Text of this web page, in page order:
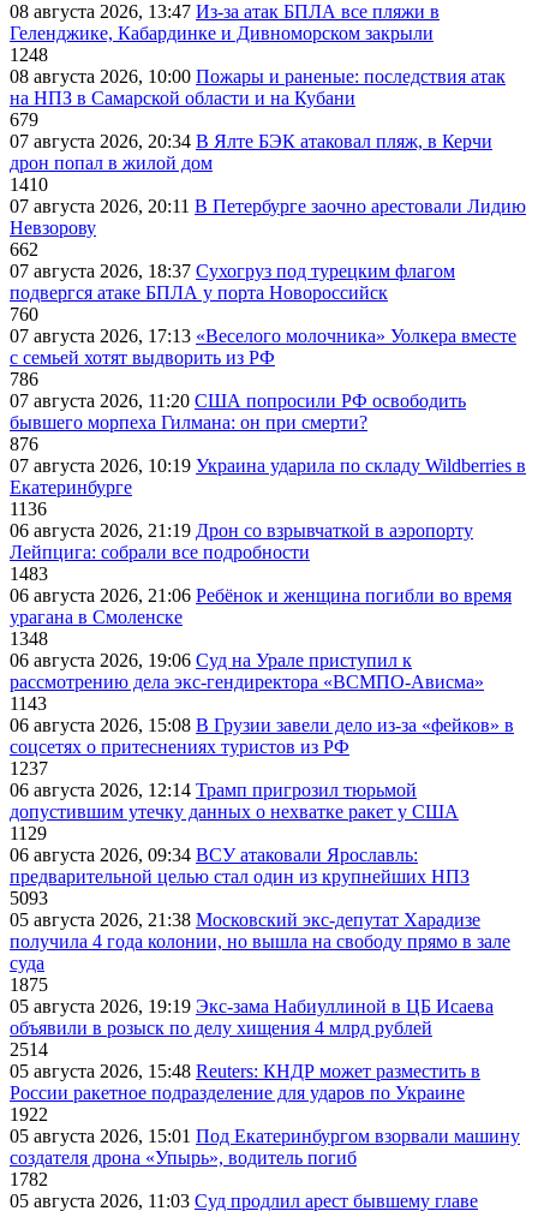
08 августа 2026, 13:47 Из-за атак БПЛА все пляжи в
Геленджике, Кабардинке и Дивноморском закрыли
1248
08 августа 2026, 10:00 Пожары и раненые: последствия атак
на НПЗ в Самарской области и на Кубани
679
07 августа 2026, 20:34 В Ялте БЭК атаковал пляж, в Керчи
дрон попал в жилой дом
1410
07 августа 2026, 20:11 В Петербурге заочно арестовали Лидию
Невзорову
662
07 августа 2026, 18:37 Сухогруз под турецким флагом
подвергся атаке БПЛА у порта Новороссийск
760
07 августа 2026, 17:13 «Веселого молочника» Уолкера вместе
с семьей хотят выдворить из РФ
786
07 августа 2026, 11:20 США попросили РФ освободить
бывшего морпеха Гилмана: он при смерти?
876
07 августа 2026, 10:19 Украина ударила по складу Wildberries в
Екатеринбурге
1136
06 августа 2026, 21:19 Дрон со взрывчаткой в аэропорту
Лейпцига: собрали все подробности
1483
06 августа 2026, 21:06 Ребёнок и женщина погибли во время
урагана в Смоленске
1348
06 августа 2026, 19:06 Суд на Урале приступил к
рассмотрению дела экс-гендиректора «ВСМПО-Ависма»
1143
06 августа 2026, 15:08 В Грузии завели дело из-за «фейков» в
соцсетях о притеснениях туристов из РФ
1237
06 августа 2026, 12:14 Трамп пригрозил тюрьмой
допустившим утечку данных о нехватке ракет у США
1129
06 августа 2026, 09:34 ВСУ атаковали Ярославль:
предварительной целью стал один из крупнейших НПЗ
5093
05 августа 2026, 21:38 Московский экс-депутат Харадизе
получила 4 года колонии, но вышла на свободу прямо в зале
суда
1875
05 августа 2026, 19:19 Экс-зама Набиуллиной в ЦБ Исаева
объявили в розыск по делу хищения 4 млрд рублей
2514
05 августа 2026, 15:48 Reuters: КНДР может разместить в
России ракетное подразделение для ударов по Украине
1922
05 августа 2026, 15:01 Под Екатеринбургом взорвали машину
создателя дрона «Упырь», водитель погиб
1782
05 августа 2026, 11:03 Суд продлил арест бывшему главе